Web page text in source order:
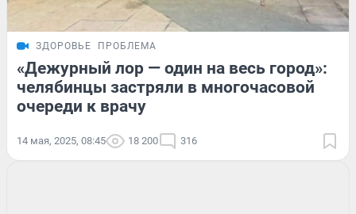
ЗДОРОВЬЕ ПРОБЛЕМА
«Дежурный лор — один на весь город»:
челябинцы застряли в многочасовой
очереди к врачу
14 мая, 2025, 08:45 18 200 316